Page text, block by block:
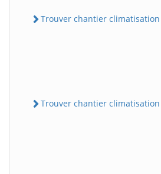
Trouver chantier climatisation
Trouver chantier climatisation